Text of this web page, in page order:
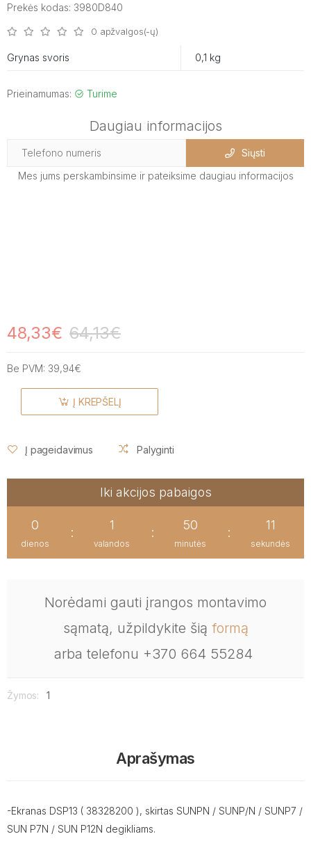
Prekės kodas: 3980D840
0 apžvalgos(-ų)
Grynas svoris 0,1 kg
Prieinamumas: Turime
Daugiau informacijos
Siųsti
Mes jums perskambinsime ir pateiksime daugiau informacijos
48,33€ 64,13€
Be PVM: 39,94€
Į KREPŠELĮ
Į pageidavimus Palyginti
Iki akcijos pabaigos
0
dienos
:
1
valandos
:
50
minutės
:
11
sekundės
Norėdami gauti įrangos montavimo
sąmatą, užpildykite šią formą
arba telefonu +370 664 55284
Žymos: 1
Aprašymas
-Ekranas DSP13 ( 38328200 ), skirtas SUNPN / SUNP/N / SUNP7 /
SUN P7N / SUN P12N degikliams.